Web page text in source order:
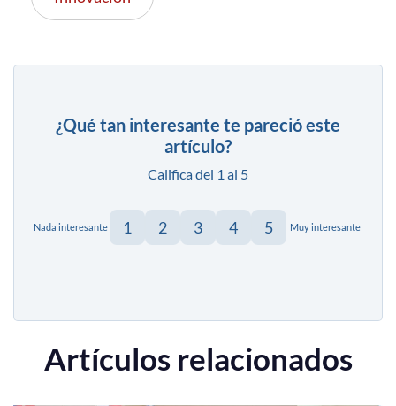
¿Qué tan interesante te pareció este
artículo?
Califica del 1 al 5
Nada interesante 1 2 3 4 5 Muy interesante
Artículos relacionados